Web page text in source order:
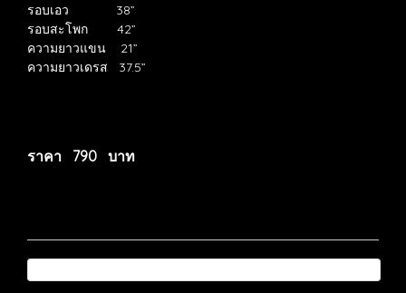
รอบเอว 38”
รอบสะโพก 42”
ความยาวแขน 21”
ความยาวเดรส 37.5”
ราคา 790 บาท